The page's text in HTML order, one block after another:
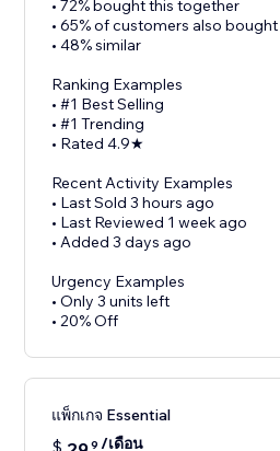
• 72% bought this together
• 65% of customers also bought
• 48% similar
Ranking Examples
• #1 Best Selling
• #1 Trending
• Rated 4.9★
Recent Activity Examples
• Last Sold 3 hours ago
• Last Reviewed 1 week ago
• Added 3 days ago
Urgency Examples
• Only 3 units left
• 20% Off
แพ็กเกจ Essential
9 /เดือน